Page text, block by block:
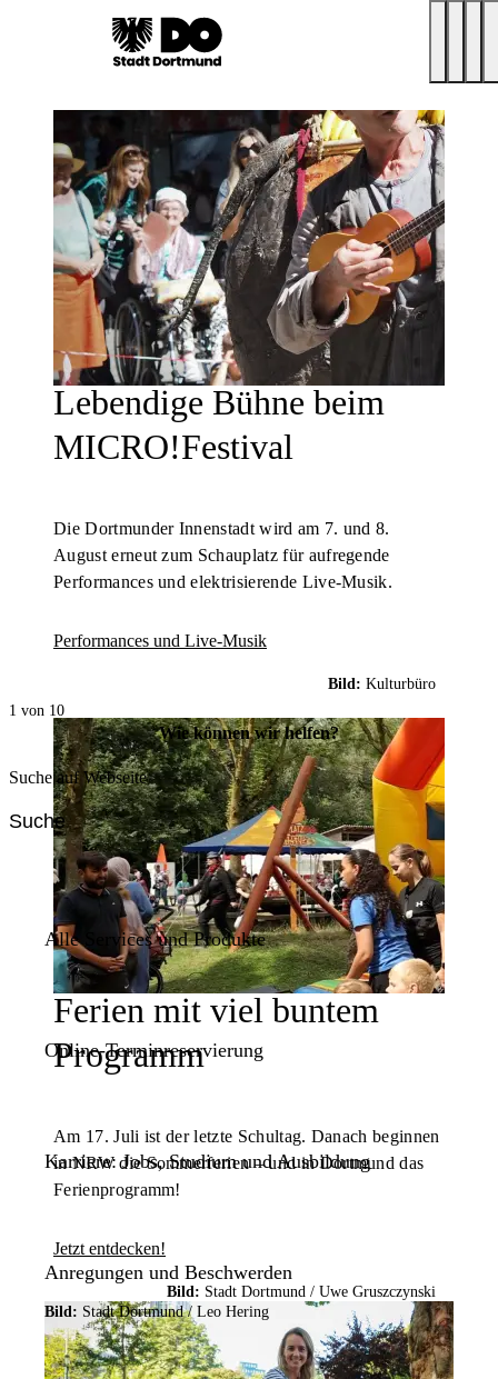
Lebendige Bühne beim
MICRO!Festival
Die Dortmunder Innenstadt wird am 7. und 8.
August erneut zum Schauplatz für aufregende
Performances und elektrisierende Live-Musik.
Performances und Live-Musik
Bild: Kulturbüro
Ferien mit viel buntem
Programm
Am 17. Juli ist der letzte Schultag. Danach beginnen
in NRW die Sommerferien – und in Dortmund das
Ferienprogramm!
Jetzt entdecken!
Bild: Stadt Dortmund / Uwe Gruszczynski
1 von 10
Wie können wir helfen?
Suche auf Webseite
Alle Services und Produkte
Online-Terminreservierung
Karriere: Jobs, Studium und Ausbildung
Anregungen und Beschwerden
Bild: Stadt Dortmund / Leo Hering